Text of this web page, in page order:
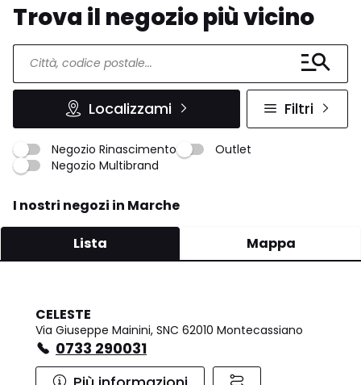
Trova il negozio più vicino
Localizzami Filtri
Negozio Rinascimento
Outlet
Negozio Multibrand
I nostri negozi in Marche
Lista Mappa
CELESTE
Via Giuseppe Mainini, SNC 62010 Montecassiano
0733 290031